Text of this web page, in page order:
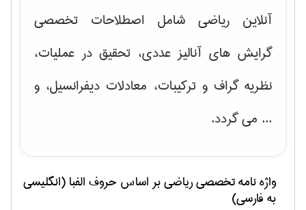
آنلاین ریاضی شامل اصطلاحات تخصصی
گرایش های آنالیز عددی، تحقیق در عملیات،
نظریه گراف و تركیبات، معادلات دیفرانسیل، و
... می گردد.
واژه نامه تخصصیرياضیبر اساس حروف الفبا (انگلیسی
به فارسی)